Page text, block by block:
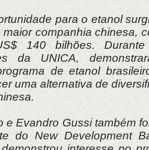
para o etanol
maior companhia chinesa,
140 bilhões.
da UNICA,
de etanol
uma alternativa de
e Evandro Gussi também
do New Development